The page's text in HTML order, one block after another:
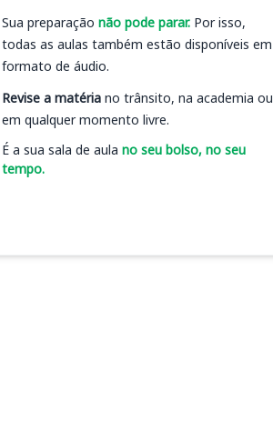
Sua preparação não pode parar. Por isso,
todas as aulas também estão disponíveis em
formato de áudio.
Revise a matéria no trânsito, na academia ou
em qualquer momento livre.
É a sua sala de aula no seu bolso, no seu
tempo.